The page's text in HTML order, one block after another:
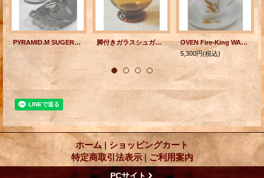
PYRAMID.M SUGER&CREAMER SET STAINLESS STEEL シュガー＆クリーマーセット(ポット、スプーン、クリーマー、トレー） 素材：ステンレス鋼、アクリル 脚付きガラスシュガーポット プラスチックキャップ/アンバーグラス
OVEN Fire-King WARE ファイヤーキング シュガー＆クリーマー(クリーマープレート付）3pc Set ウィート柄
5,300円(税込)
ホーム | ショッピングカート
特定商取引法表示 | ご利用案内
PCサイト